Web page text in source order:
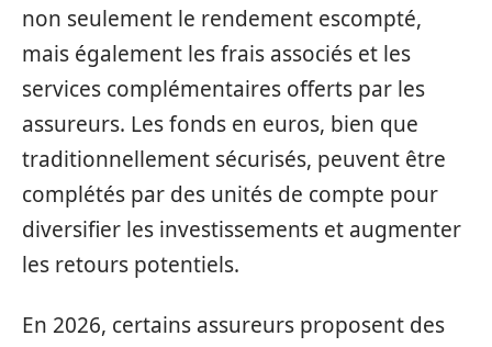
non seulement le rendement escompté,
mais également les frais associés et les
services complémentaires offerts par les
assureurs. Les fonds en euros, bien que
traditionnellement sécurisés, peuvent être
complétés par des unités de compte pour
diversifier les investissements et augmenter
les retours potentiels.
En 2026, certains assureurs proposent des